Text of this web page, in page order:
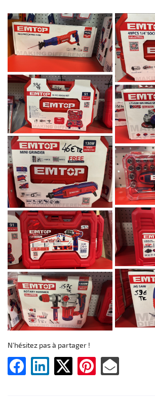
ACCUEIL
DE TONTE
En cochant cette case, vous consentez à recevoir nos
l'adresse email indiqué ci-dessus. Vous pouvez vous
utilisantle formulaire de désinscription
Inscription
N'hésitez pas à partager !